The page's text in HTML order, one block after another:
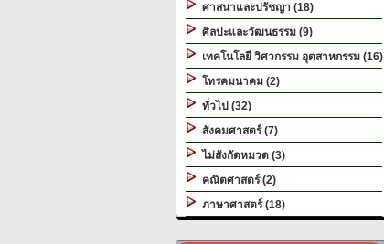
ศาสนาและปรัชญา (18)
ศิลปะและวัฒนธรรม (9)
เทคโนโลยี วิศวกรรม อุตสาหกรรม (16)
โทรคมนาคม (2)
ทั่วไป (32)
สังคมศาสตร์ (7)
ไม่สังกัดหมวด (3)
คณิตศาสตร์ (2)
ภาษาศาสตร์ (18)